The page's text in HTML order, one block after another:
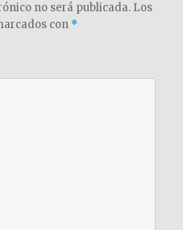
no será publicada. Los
con *